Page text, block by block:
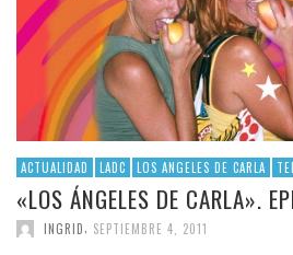
ACTUALIDAD LADC LOS ANGELES DE CARLA
«LOS ÁNGELES DE CARLA».
INGRID SEPTIEMBRE 4, 2011